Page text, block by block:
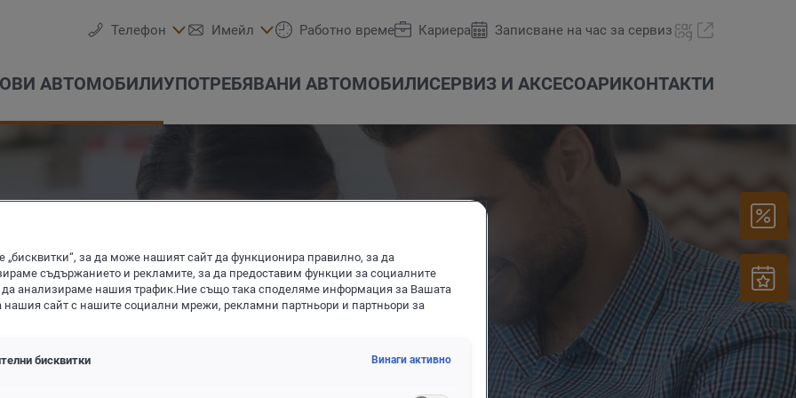
Лекотоварни
автомобили
Das WeltAuto
АВТОМОБИЛИ
Тестово шофиране Е-мобилност Оферти и акции
УПОТРЕБЯВАНИ АВТОМОБИЛИ
Детайлно търсене Акции
СЕРВИЗ И АКСЕСОАРИ
Час за сервиз Гуми и джанти carLOG
КОНТАКТИ
Екип Услуги
Телефон Имейл Работно време Кариера Записване на час за сервиз
само в няколко
на оборудване, двигател,
„бисквитки“, за да може нашият сайт да функционира правилно, за да
съдържанието и рекламите, за да предоставим функции за социалните
анализираме нашия трафик.Ние също така споделяме информация за Вашата
нашия сайт с нашите социални мрежи, рекламни партньори и партньори за
бисквитки Винаги активно